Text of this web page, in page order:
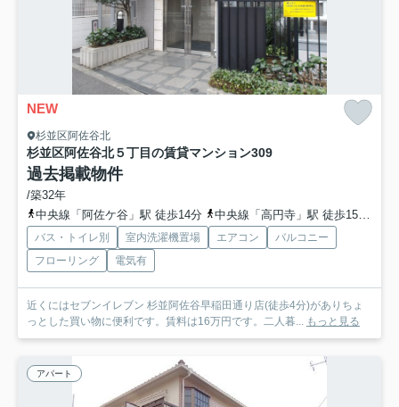
NEW
杉並区阿佐谷北
杉並区阿佐谷北５丁目の賃貸マンション309
過去掲載物件
/築32年
中央線「阿佐ケ谷」駅 徒歩14分
中央線「高円寺」駅 徒歩15分
バス・トイレ別 室内洗濯機置場 エアコン
バルコニー
フローリング
電気有
近くにはセブンイレブン 杉並阿佐谷早稲田通り店(徒歩4分)がありちょ
っとした買い物に便利です。賃料は16万円です。二人暮... もっと見る
アパート